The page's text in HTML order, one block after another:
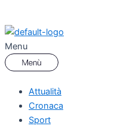
Menu
Attualità
Cronaca
Sport